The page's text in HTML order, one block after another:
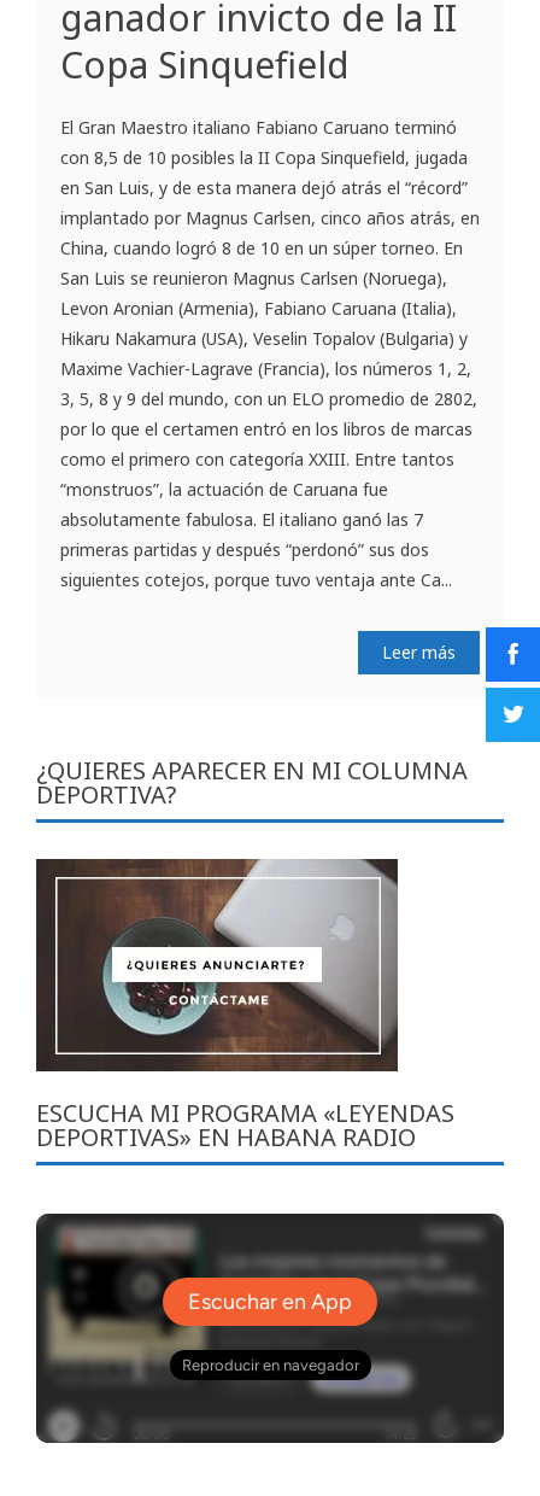
ganador invicto de la II
Copa Sinquefield
El Gran Maestro italiano Fabiano Caruano terminó
con 8,5 de 10 posibles la II Copa Sinquefield, jugada
en San Luis, y de esta manera dejó atrás el “récord”
implantado por Magnus Carlsen, cinco años atrás, en
China, cuando logró 8 de 10 en un súper torneo. En
San Luis se reunieron Magnus Carlsen (Noruega),
Levon Aronian (Armenia), Fabiano Caruana (Italia),
Hikaru Nakamura (USA), Veselin Topalov (Bulgaria) y
Maxime Vachier-Lagrave (Francia), los números 1, 2,
3, 5, 8 y 9 del mundo, con un ELO promedio de 2802,
por lo que el certamen entró en los libros de marcas
como el primero con categoría XXIII. Entre tantos
“monstruos”, la actuación de Caruana fue
absolutamente fabulosa. El italiano ganó las 7
primeras partidas y después “perdonó” sus dos
siguientes cotejos, porque tuvo ventaja ante Ca...
Leer más
¿QUIERES APARECER EN MI COLUMNA
DEPORTIVA?
ESCUCHA MI PROGRAMA «LEYENDAS
DEPORTIVAS» EN HABANA RADIO